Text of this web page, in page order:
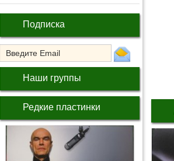
Подписка
Наши группы
Редкие пластинки